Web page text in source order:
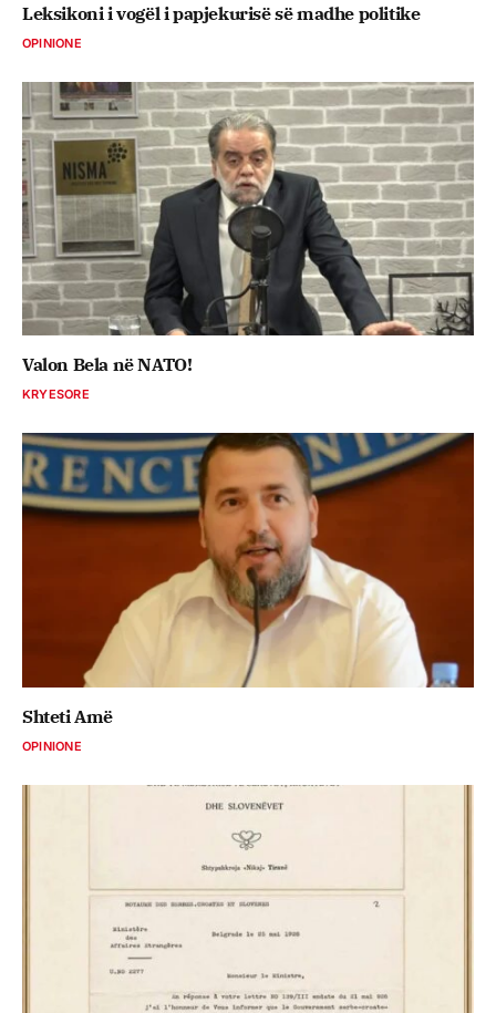
Leksikoni i vogël i papjekurisë së madhe politike
OPINIONE
Valon Bela në NATO!
KRYESORE
Shteti Amë
OPINIONE